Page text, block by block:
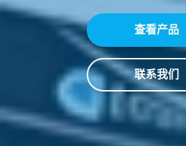
查看产品
联系我们